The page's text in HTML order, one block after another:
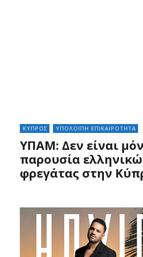
ΚΥΠΡΟΣ ΥΠΟΛΟΙΠΗ ΕΠΙΚΑΙΡΟΤΗΤΑ
ΥΠΑΜ: Δεν είναι
παρουσία
φρεγάτας στην